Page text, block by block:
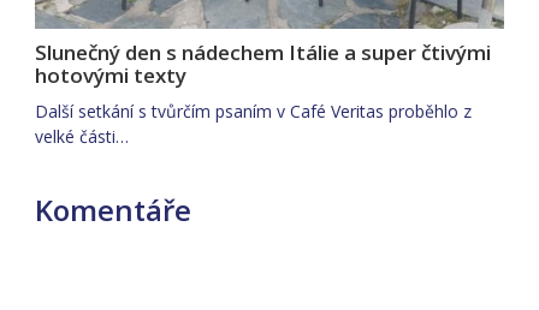
Slunečný den s nádechem Itálie a super čtivými
hotovými texty
Další setkání s tvůrčím psaním v Café Veritas proběhlo z
velké části…
Komentáře